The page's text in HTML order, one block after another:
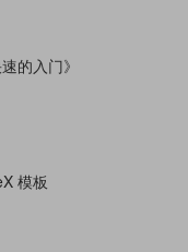
的入门》
模板